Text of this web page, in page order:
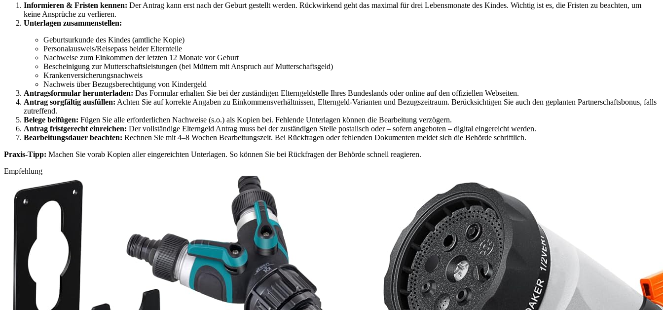
Informieren & Fristen kennen: Der Antrag kann erst nach der Geburt gestellt werden. Rückwirkend geht das maximal für drei Lebensmonate des Kindes. Wichtig ist es, die Fristen zu beachten, um
keine Ansprüche zu verlieren.
Unterlagen zusammenstellen:
Geburtsurkunde des Kindes (amtliche Kopie)
Personalausweis/Reisepass beider Elternteile
Nachweise zum Einkommen der letzten 12 Monate vor Geburt
Bescheinigung zur Mutterschaftsleistungen (bei Müttern mit Anspruch auf Mutterschaftsgeld)
Krankenversicherungsnachweis
Nachweis über Bezugsberechtigung von Kindergeld
Antragsformular herunterladen: Das Formular erhalten Sie bei der zuständigen Elterngeldstelle Ihres Bundeslands oder online auf den offiziellen Webseiten.
Antrag sorgfältig ausfüllen: Achten Sie auf korrekte Angaben zu Einkommensverhältnissen, Elterngeld-Varianten und Bezugszeitraum. Berücksichtigen Sie auch den geplanten Partnerschaftsbonus, falls
zutreffend.
Belege beifügen: Fügen Sie alle erforderlichen Nachweise (s.o.) als Kopien bei. Fehlende Unterlagen können die Bearbeitung verzögern.
Antrag fristgerecht einreichen: Der vollständige Elterngeld Antrag muss bei der zuständigen Stelle postalisch oder – sofern angeboten – digital eingereicht werden.
Bearbeitungsdauer beachten: Rechnen Sie mit 4–8 Wochen Bearbeitungszeit. Bei Rückfragen oder fehlenden Dokumenten meldet sich die Behörde schriftlich.
Praxis-Tipp: Machen Sie vorab Kopien aller eingereichten Unterlagen. So können Sie bei Rückfragen der Behörde schnell reagieren.
Empfehlung